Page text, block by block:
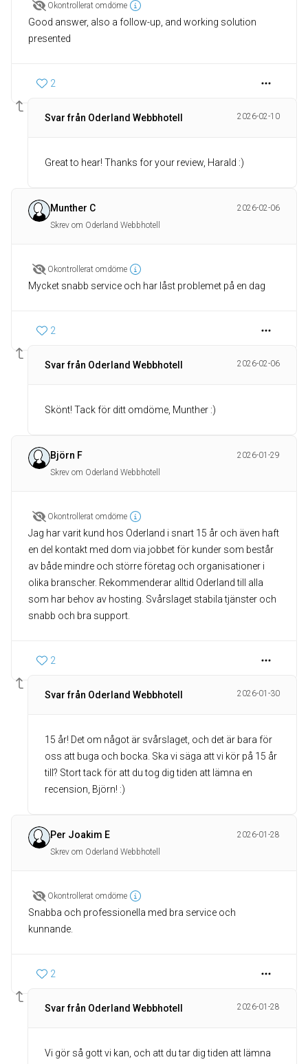
Okontrollerat omdöme
Good answer, also a follow-up, and working solution
presented
2
Svar från Oderland Webbhotell 2026-02-10
Great to hear! Thanks for your review, Harald :)
Munther C
2026-02-06
Skrev om Oderland Webbhotell
Okontrollerat omdöme
Mycket snabb service och har låst problemet på en dag
2
Svar från Oderland Webbhotell 2026-02-06
Skönt! Tack för ditt omdöme, Munther :)
Björn F
2026-01-29
Skrev om Oderland Webbhotell
Okontrollerat omdöme
Jag har varit kund hos Oderland i snart 15 år och även haft
en del kontakt med dom via jobbet för kunder som består
av både mindre och större företag och organisationer i
olika branscher. Rekommenderar alltid Oderland till alla
som har behov av hosting. Svårslaget stabila tjänster och
snabb och bra support.
2
Svar från Oderland Webbhotell 2026-01-30
15 år! Det om något är svårslaget, och det är bara för
oss att buga och bocka. Ska vi säga att vi kör på 15 år
till? Stort tack för att du tog dig tiden att lämna en
recension, Björn! :)
Per Joakim E
2026-01-28
Skrev om Oderland Webbhotell
Okontrollerat omdöme
Snabba och professionella med bra service och
kunnande.
2
Svar från Oderland Webbhotell 2026-01-28
Vi gör så gott vi kan, och att du tar dig tiden att lämna